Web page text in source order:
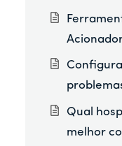
Qual
melhor